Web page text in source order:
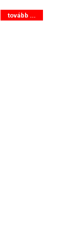
tovább ...